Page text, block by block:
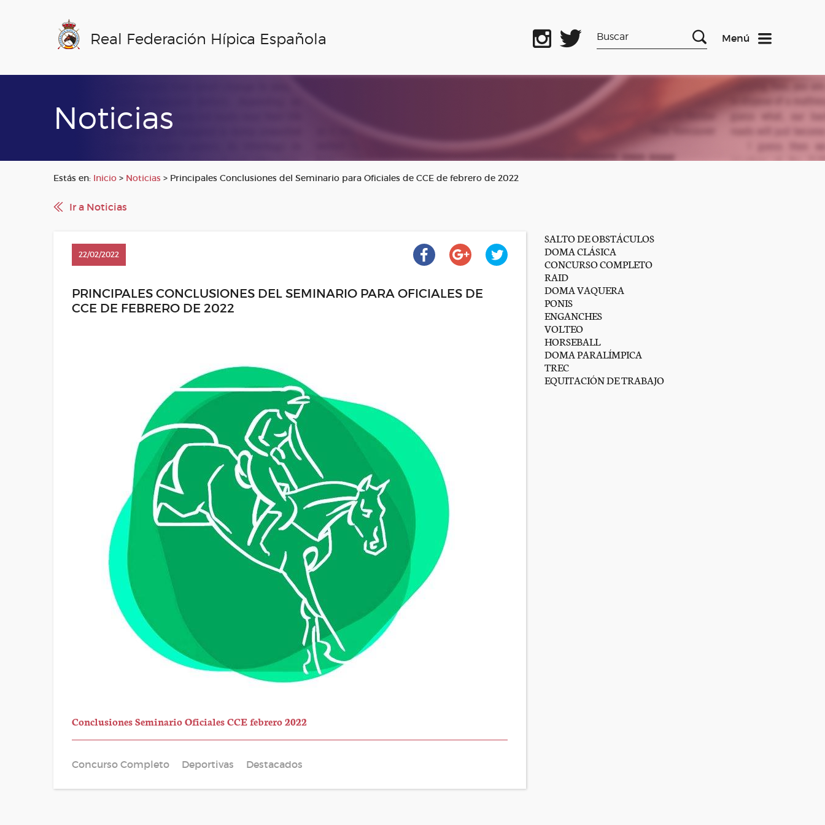
Real Federación Hípica Española Menú
Noticias
Estás en: Inicio > Noticias > Principales Conclusiones del Seminario para Oficiales de CCE de febrero de 2022
Ir a Noticias
22/02/2022
PRINCIPALES CONCLUSIONES DEL SEMINARIO PARA OFICIALES DE
CCE DE FEBRERO DE 2022
Conclusiones Seminario Oficiales CCE febrero 2022
Concurso Completo Deportivas Destacados
SALTO DE OBSTÁCULOS
DOMA CLÁSICA
CONCURSO COMPLETO
RAID
DOMA VAQUERA
PONIS
ENGANCHES
VOLTEO
HORSEBALL
DOMA PARALÍMPICA
TREC
EQUITACIÓN DE TRABAJO